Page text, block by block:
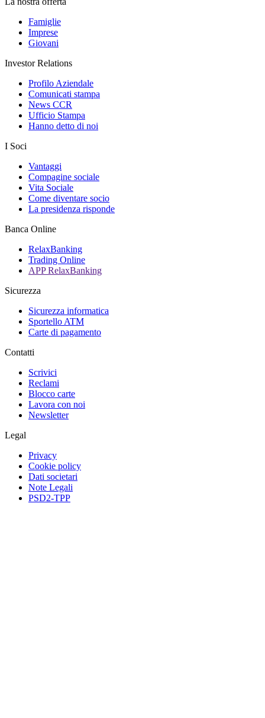
Famiglie
Imprese
Giovani
Investor Relations
Profilo Aziendale
Comunicati stampa
News CCR
Ufficio Stampa
Hanno detto di noi
I Soci
Vantaggi
Compagine sociale
Vita Sociale
Come diventare socio
La presidenza risponde
Banca Online
RelaxBanking
Trading Online
APP RelaxBanking
Sicurezza
Sicurezza informatica
Sportello ATM
Carte di pagamento
Contatti
Scrivici
Reclami
Blocco carte
Lavora con noi
Newsletter
Legal
Privacy
Cookie policy
Dati societari
Note Legali
PSD2-TPP